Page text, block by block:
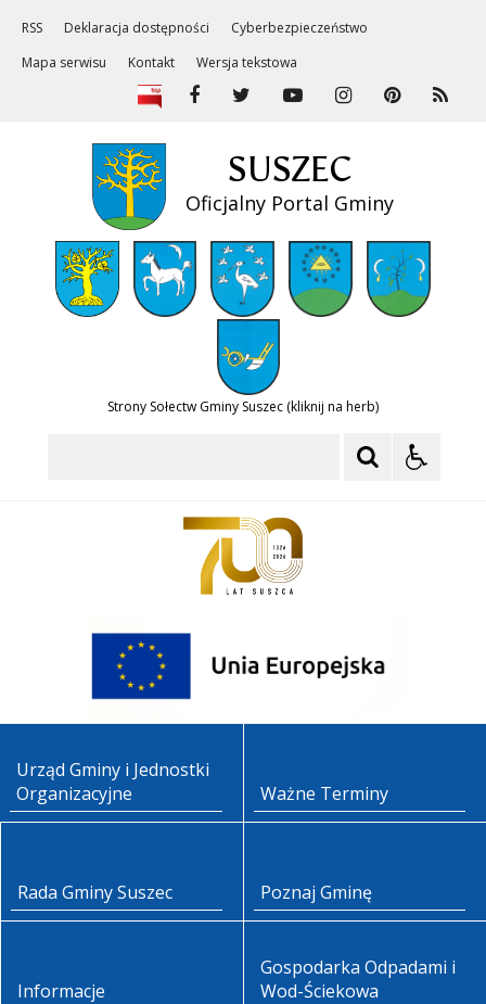
RSS Deklaracja dostępności
Cyberbezpieczeństwo
Mapa serwisu
Kontakt Wersja tekstowa
SUSZEC
Oficjalny Portal Gminy
Strony Sołectw Gminy Suszec (kliknij na herb)
Urząd Gminy i Jednostki
Organizacyjne
Ważne Terminy
Rada Gminy Suszec Poznaj Gminę
Informacje
Gospodarka Odpadami i
Wod-Ściekowa